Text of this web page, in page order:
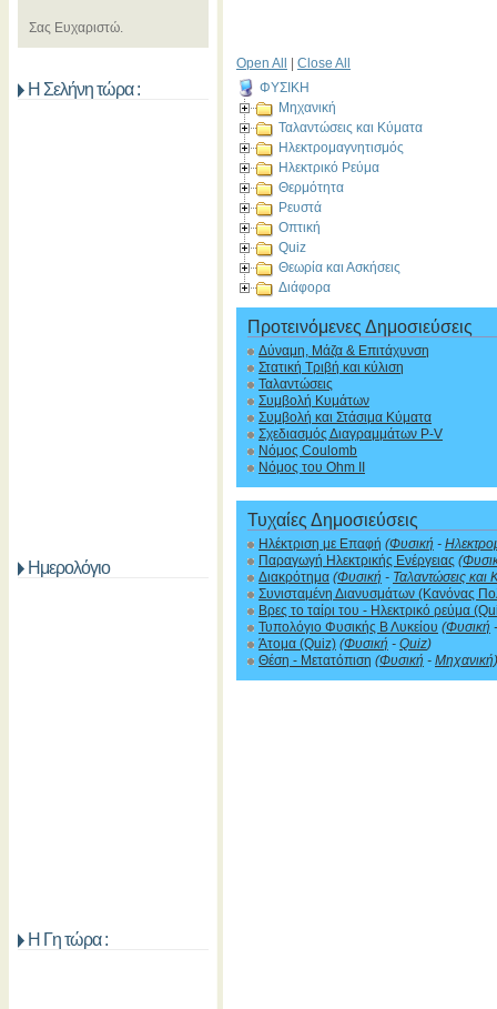
Σας Ευχαριστώ.
Η Σελήνη τώρα :
Ημερολόγιο
Η Γη τώρα :
Open All
Close All
ΦΥΣΙΚΗ
Μηχανική
Ταλαντώσεις και Κύματα
Ηλεκτρομαγνητισμός
Ηλεκτρικό Ρεύμα
Θερμότητα
Ρευστά
Οπτική
Quiz
Θεωρία και Ασκήσεις
Διάφορα
Προτεινόμενες Δημοσιεύσεις
Δύναμη, Μάζα & Επιτάχυνση
Στατική Τριβή και κύλιση
Ταλαντώσεις
Συμβολή Κυμάτων
Συμβολή και Στάσιμα Κύματα
Σχεδιασμός Διαγραμμάτων P-V
Νόμος Coulomb
Νόμος του Ohm II
Τυχαίες Δημοσιεύσεις
Ηλέκτριση με Επαφή (Φυσική -
Παραγωγή Ηλεκτρικής Ενέργειας (
Διακρότημα (Φυσική - Ταλαντώσεις και
Συνισταμένη Διανυσμάτων (Κανόνας
Βρες το ταίρι του - Ηλεκτρικό ρεύμα
Τυπολόγιο Φυσικής Β Λυκείου (Φυσική
Άτομα (Quiz) (Φυσική - Quiz)
Θέση - Μετατόπιση (Φυσική - Μηχανική)